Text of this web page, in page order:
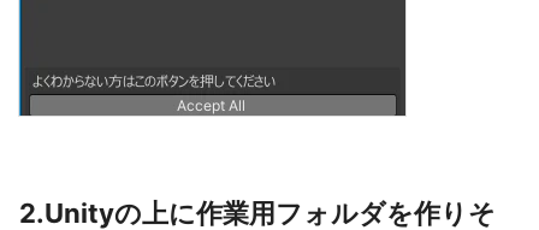
2.Unityの上に作業用フォルダを作りそ